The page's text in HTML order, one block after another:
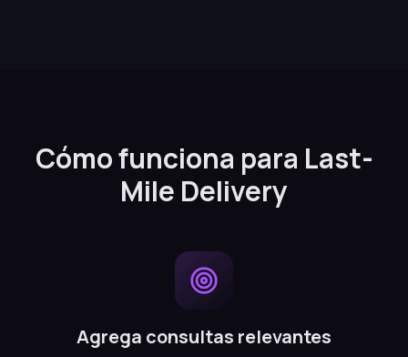
Cómo funciona para Last-
Mile Delivery
Agrega consultas relevantes